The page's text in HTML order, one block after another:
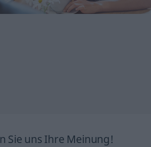
Sie uns Ihre Meinung!